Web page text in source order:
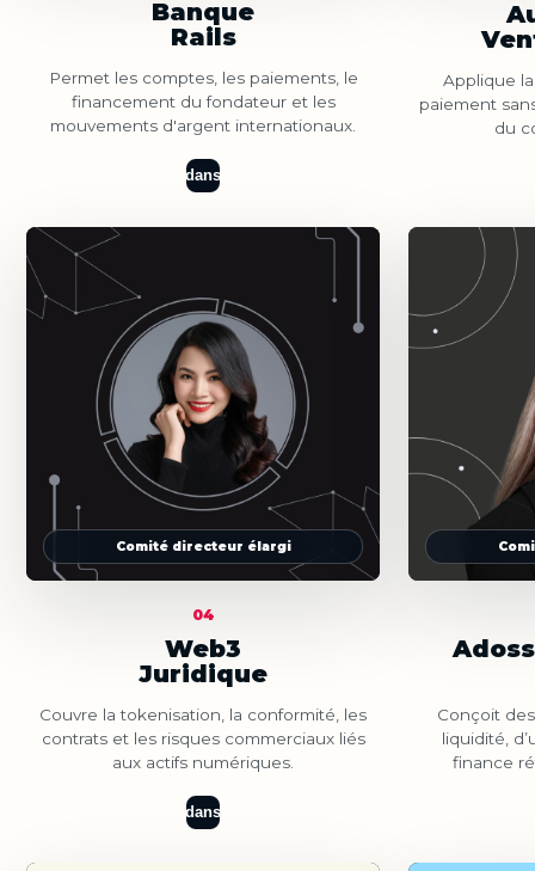
Banque
Rails
Permet les comptes, les paiements, le
financement du fondateur et les
mouvements d'argent internationaux.
dans
Applique
paiement
du
Comité directeur élargi
04
Web3
Juridique
Couvre la tokenisation, la conformité, les
contrats et les risques commerciaux liés
aux actifs numériques.
dans
Conçoit
liquidité,
finance